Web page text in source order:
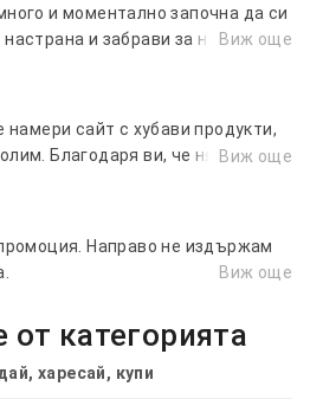
и моментално започна да си
и забрави за негоВиж още
намери сайт с хубави продукти,
Благодаря ви, че някоиВиж още
Направо не издържам
Виж още
категорията
харесай, купи